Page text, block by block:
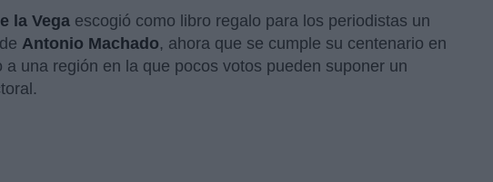
la Vega escogió como libro regalo para los periodistas un
Antonio Machado, ahora que se cumple su centenario en
a una región en la que pocos votos pueden suponer un